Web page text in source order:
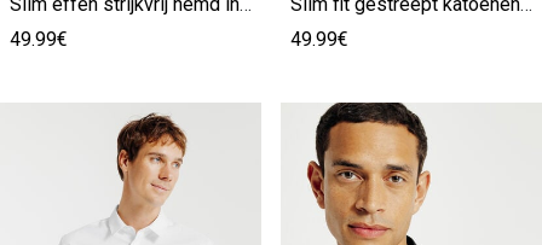
Slim effen strijkvrij hemd in katoen
49.99€
Slim fit gestreept katoenen overhemd, strijkvrij
49.99€